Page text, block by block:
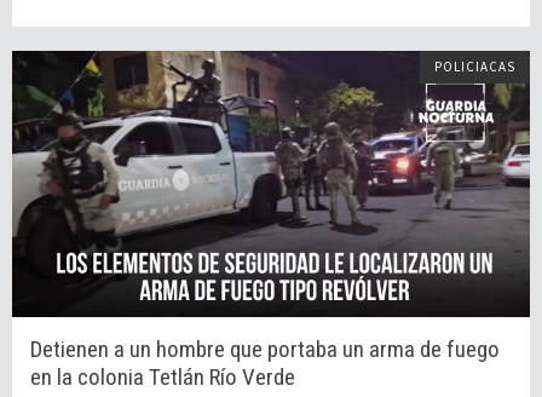
POLICIACAS
Detienen a un hombre que portaba un arma de fuego
en la colonia Tetlán Río Verde